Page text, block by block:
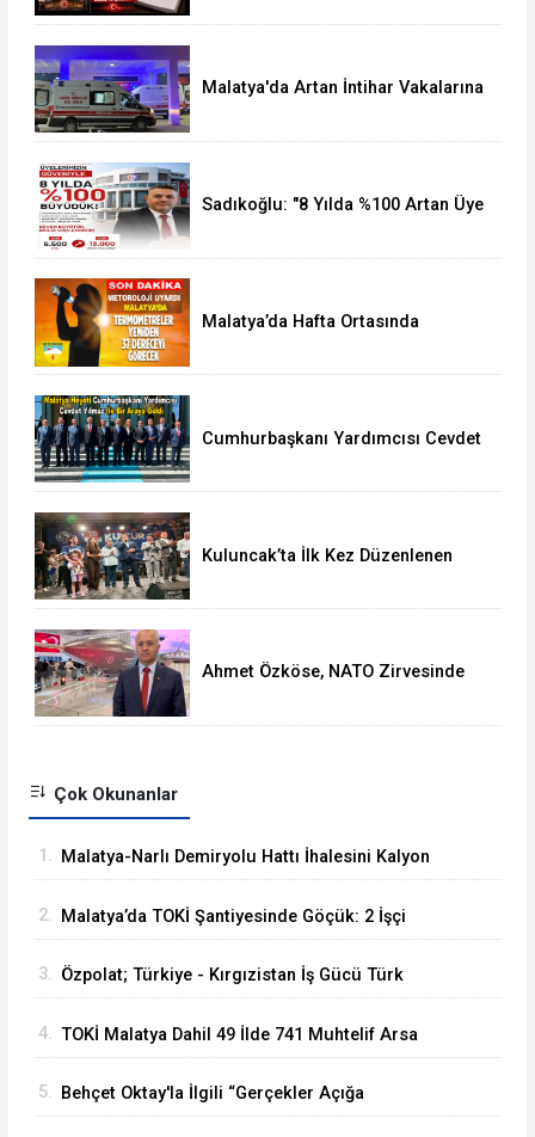
Malatya'da Artan İntihar Vakalarına
Sadıkoğlu: "8 Yılda %100 Artan Üye
Malatya’da Hafta Ortasında
Cumhurbaşkanı Yardımcısı Cevdet
Kuluncak’ta İlk Kez Düzenlenen
Ahmet Özköse, NATO Zirvesinde
Çok Okunanlar
1. Malatya-Narlı Demiryolu Hattı İhalesini Kalyon
2. Malatya’da TOKİ Şantiyesinde Göçük: 2 İşçi
3. Özpolat; Türkiye - Kırgızistan İş Gücü Türk
4. TOKİ Malatya Dahil 49 İlde 741 Muhtelif Arsa
5. Behçet Oktay'la İlgili “Gerçekler Açığa